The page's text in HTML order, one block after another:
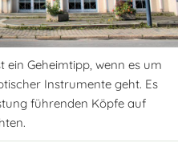
ein Geheimtipp, wenn es um
Instrumente geht. Es
führenden Köpfe auf